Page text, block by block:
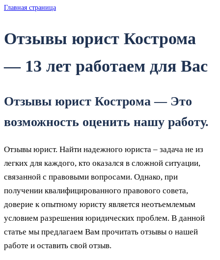
Главная страница
Отзывы юрист Кострома
— 13 лет работаем для Вас
Отзывы юрист Кострома — Это
возможность оценить нашу работу.
Отзывы юрист. Найти надежного юриста – задача не из
легких для каждого, кто оказался в сложной ситуации,
связанной с правовыми вопросами. Однако, при
получении квалифицированного правового совета,
доверие к опытному юристу является неотъемлемым
условием разрешения юридических проблем. В данной
статье мы предлагаем Вам прочитать отзывы о нашей
работе и оставить свой отзыв.